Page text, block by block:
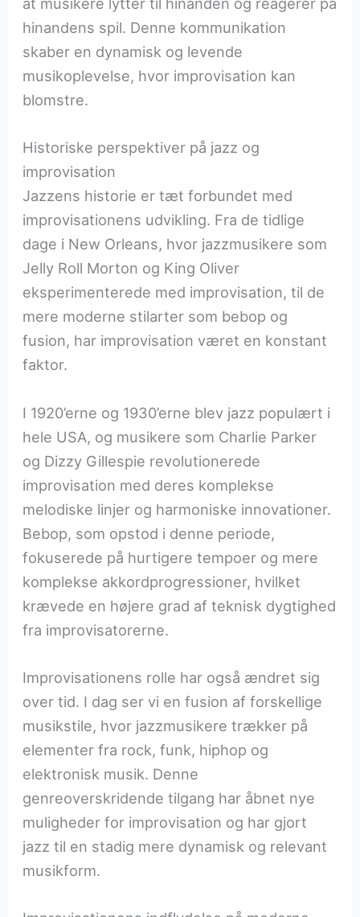
hinandens spil. Denne kommunikation
skaber en dynamisk og levende
musikoplevelse, hvor improvisation kan
blomstre.
Historiske perspektiver på jazz og
improvisation
Jazzens historie er tæt forbundet med
improvisationens udvikling. Fra de tidlige
dage i New Orleans, hvor jazzmusikere som
Jelly Roll Morton og King Oliver
eksperimenterede med improvisation, til de
mere moderne stilarter som bebop og
fusion, har improvisation været en konstant
faktor.
I 1920’erne og 1930’erne blev jazz populært i
hele USA, og musikere som Charlie Parker
og Dizzy Gillespie revolutionerede
improvisation med deres komplekse
melodiske linjer og harmoniske innovationer.
Bebop, som opstod i denne periode,
fokuserede på hurtigere tempoer og mere
komplekse akkordprogressioner, hvilket
krævede en højere grad af teknisk dygtighed
fra improvisatorerne.
Improvisationens rolle har også ændret sig
over tid. I dag ser vi en fusion af forskellige
musikstile, hvor jazzmusikere trækker på
elementer fra rock, funk, hiphop og
elektronisk musik. Denne
genreoverskridende tilgang har åbnet nye
muligheder for improvisation og har gjort
jazz til en stadig mere dynamisk og relevant
musikform.